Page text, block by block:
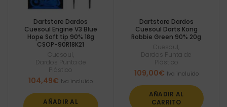
Dartstore Dardos
Cuesoul Engine V3 Blue
Hope Soft tip 90% 18g
CSOP-90R18K21
Cuesoul
Dardos Punta de
Plástico
104,49€ Iva incluido
AÑADIR AL
Dartstore Dardos
Cuesoul Darts Kong
Robbie Green 90% 20g
Cuesoul
Dardos Punta de
Plástico
109,00€ Iva incluido
AÑADIR AL
CARRITO